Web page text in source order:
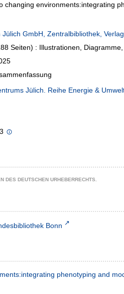
changing environments:integrating
GmbH, Zentralbibliothek, Verlag
Seiten) : Illustrationen,
Jülich. Reihe Energie &
DES DEUTSCHEN URHEBERRECHTS.
Bonn
phenotyping and